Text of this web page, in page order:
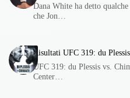
Dana White ha detto
che Jon…
Risultati UFC 319: du
UFC 319: du Plessis vs.
Center…